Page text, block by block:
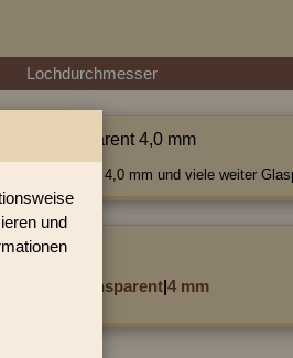
Lochdurchmesser
transparent 4,0 mm
transparent 4,0 mm und viele weiter
facettiert transparent|4 mm
und